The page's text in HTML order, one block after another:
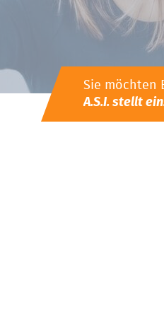
Sie möchten
A.S.I. stellt